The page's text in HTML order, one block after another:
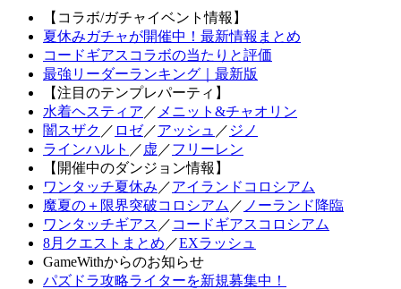
【コラボ/ガチャイベント情報】
夏休みガチャが開催中！最新情報まとめ
コードギアスコラボの当たりと評価
最強リーダーランキング｜最新版
【注目のテンプレパーティ】
水着ヘスティア ／ メニット&チャオリン
闇スザク ／ ロゼ／アッシュ ／ ジノ
ラインハルト ／ 虚 ／フリーレン
【開催中のダンジョン情報】
ワンタッチ夏休み ／アイランドコロシアム
魔夏の＋限界突破コロシアム ／ ノーランド降臨
ワンタッチギアス ／ コードギアスコロシアム
8月クエストまとめ ／EXラッシュ
GameWithからのお知らせ
パズドラ攻略ライターを新規募集中！